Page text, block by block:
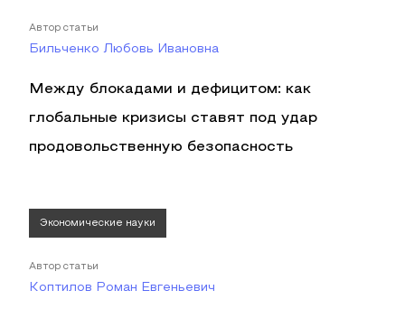
Автор статьи
Бильченко Любовь Ивановна
Между блокадами и дефицитом: как
глобальные кризисы ставят под удар
продовольственную безопасность
Экономические науки
Автор статьи
Коптилов Роман Евгеньевич